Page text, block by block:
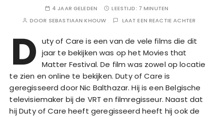
4 JAAR GELEDEN LEESTIJD: 7 MINUTEN
DOOR SEBASTIAAN KHOUW LAAT EEN REACTIE ACHTER
D uty of Care is een van de vele films die dit
jaar te bekijken was op het Movies that
Matter Festival. De film was zowel op locatie
te zien en online te bekijken. Duty of Care is
geregisseerd door Nic Balthazar. Hij is een Belgische
televisiemaker bij de VRT en filmregisseur. Naast dat
hij Duty of Care heeft geregisseerd heeft hij ook de